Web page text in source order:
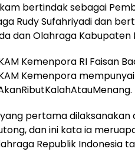
bertindak sebagai
Rudy Sufahriyadi dan
dan Olahraga Kabupaten
Kemenpora RI Faisan
Kemenpora
pertama dilaksanakan
dan ini kata ia
Republik Indonesia